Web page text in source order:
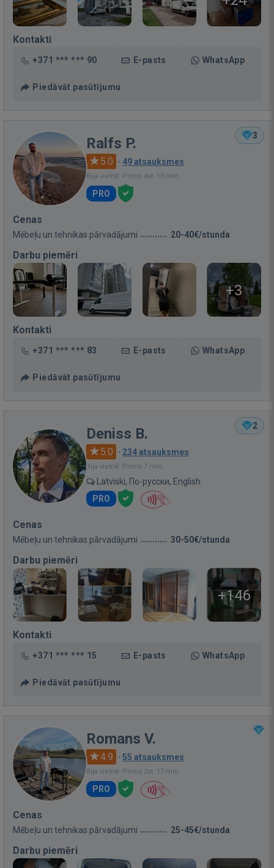
Kontakti
+371 *** *** 90 E-pasts WhatsApp
Piedāvāt pasūtījumu
3
Ralfs P.
5.0 · 49 atsauksmes
Bija vietnē: Pirms 4st. 10 min.
PRO
Cenas
Mēbeļu un tehnikas pārvadājumi 20-40€/stunda
Darbu piemēri
+3
Kontakti
+371 *** *** 83 E-pasts WhatsApp
Piedāvāt pasūtījumu
2
Deniss B.
5.0 · 234 atsauksmes
Bija vietnē: Pirms 7 min.
Latviski, По-русски, English
PRO
Cenas
Mēbeļu un tehnikas pārvadājumi 30-50€/stunda
Darbu piemēri
+146
Kontakti
+371 *** *** 15 E-pasts WhatsApp
Piedāvāt pasūtījumu
Romans V.
4.9 · 55 atsauksmes
Bija vietnē: Pirms 2st. 17 min.
PRO
Cenas
Mēbeļu un tehnikas pārvadājumi 25-45€/stunda
Darbu piemēri